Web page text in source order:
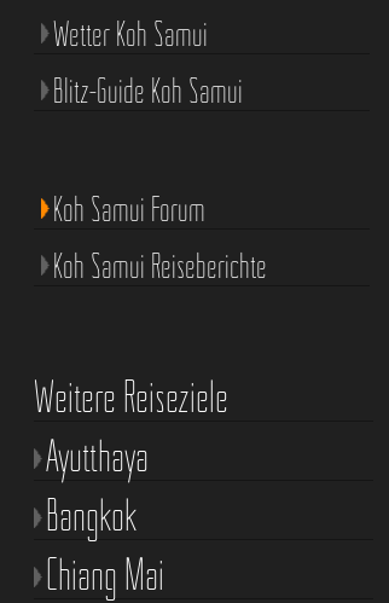
Wetter Koh Samui
Blitz-Guide Koh Samui
Koh Samui Forum
Koh Samui Reiseberichte
Weitere Reiseziele
Ayutthaya
Bangkok
Chiang Mai